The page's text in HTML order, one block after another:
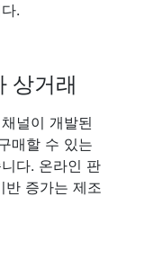
.
상거래
널이 개발된
매할 수 있는
다. 온라인 판
반 증가는 제조